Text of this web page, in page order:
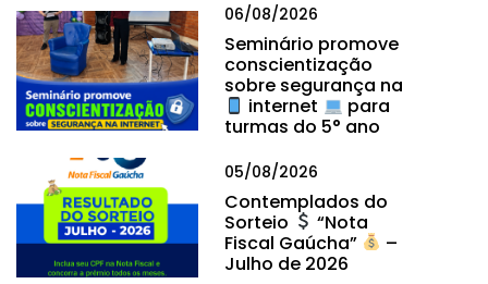
06/08/2026
Seminário promove
conscientização
sobre segurança na
internet
para
turmas do 5° ano
05/08/2026
Contemplados do
Sorteio
“Nota
Fiscal Gaúcha”
–
Julho de 2026